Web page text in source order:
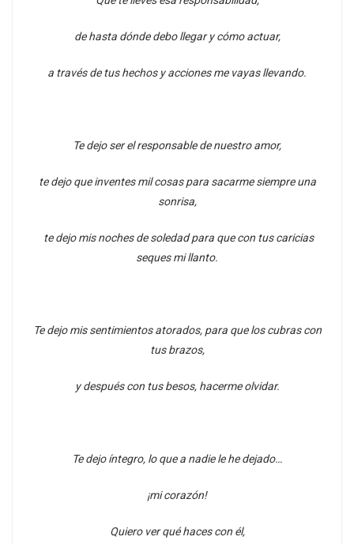
de hasta dónde debo llegar y cómo actuar,
a través de tus hechos y acciones me vayas llevando.
Te dejo ser el responsable de nuestro amor,
te dejo que inventes mil cosas para sacarme siempre una
sonrisa,
te dejo mis noches de soledad para que con tus caricias
seques mi llanto.
Te dejo mis sentimientos atorados, para que los cubras con
tus brazos,
y después con tus besos, hacerme olvidar.
Te dejo íntegro, lo que a nadie le he dejado…
¡mi corazón!
Quiero ver qué haces con él,